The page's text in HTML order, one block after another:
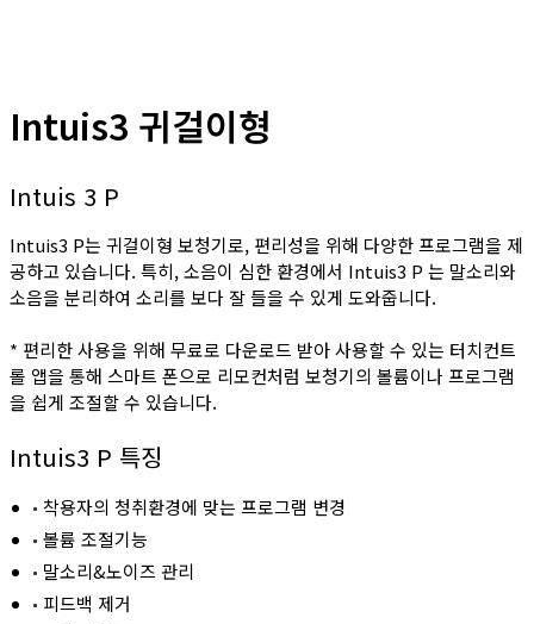
Intuis3 귀걸이형
Intuis 3 P
Intuis3 P는 귀걸이형 보청기로, 편리성을 위해 다양한 프로그램을 제
공하고 있습니다. 특히, 소음이 심한 환경에서 Intuis3 P 는 말소리와
소음을 분리하여 소리를 보다 잘 들을 수 있게 도와줍니다.
* 편리한 사용을 위해 무료로 다운로드 받아 사용할 수 있는 터치컨트
롤 앱을 통해 스마트 폰으로 리모컨처럼 보청기의 볼륨이나 프로그램
을 쉽게 조절할 수 있습니다.
Intuis3 P 특징
착용자의 청취환경에 맞는 프로그램 변경
볼륨 조절기능
말소리&노이즈 관리
피드백 제거